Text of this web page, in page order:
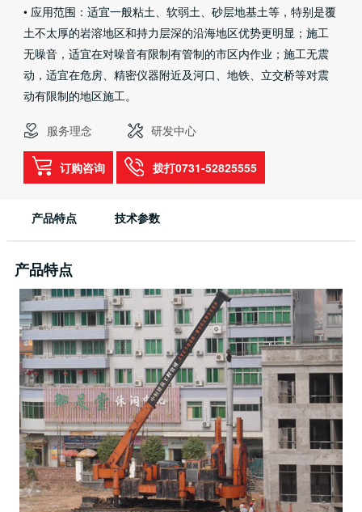
• 应用范围：适宜一般粘土、软弱土、砂层地基土等，特别是覆
土不太厚的岩溶地区和持力层深的沿海地区优势更明显；施工
无噪音，适宜在对噪音有限制有管制的市区内作业；施工无震
动，适宜在危房、精密仪器附近及河口、地铁、立交桥等对震
动有限制的地区施工。
服务理念 研发中心
订购咨询 拨打0731-52825555
产品特点 技术参数
产品特点